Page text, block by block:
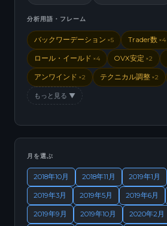
分析用語・フレーム
バックワーデーション ×5 Trader数 ×4
ロール・イールド ×4 OVX安定 ×2
アンワインド ×2 テクニカル調整 ×2
もっと見る ▼
月を選ぶ
2018年10月 2018年11月 2019年1月
2019年3月 2019年5月 2019年6月
2019年9月 2019年10月 2020年2月